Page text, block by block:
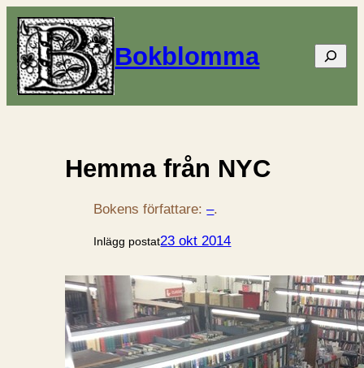
Bokblomma Sök
Hemma från NYC
Bokens författare:–.
Inlägg postat23 okt 2014